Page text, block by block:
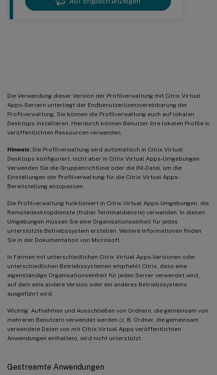
Die Verwendung dieser Version der Profilverwaltung mit Citrix Virtual
Apps-Servern unterliegt der Endbenutzerlizenzvereinbarung der
Profilverwaltung. Sie können die Profilverwaltung auch auf lokalen
Desktops installieren. Hierdurch können Benutzer ihre lokalen Profile in
veröffentlichten Ressourcen verwenden.
Hinweis: Die Profilverwaltung wird automatisch in Citrix Virtual
Desktops konfiguriert, nicht aber in Citrix Virtual Apps-Umgebungen.
Verwenden Sie die Gruppenrichtlinie oder die INI-Datei, um die
Einstellungen der Profilverwaltung für die Citrix Virtual Apps-
Bereitstellung anzupassen.
Die Profilverwaltung funktioniert in Citrix Virtual Apps-Umgebungen, die
Remotedesktopdienste (früher Terminaldienste) verwenden. In diesen
Umgebungen müssen Sie eine Organisationseinheit für jedes
unterstützte Betriebssystem erstellen. Weitere Informationen finden
Sie in der Dokumentation von Microsoft.
In Farmen mit unterschiedlichen Citrix Virtual Apps-Versionen oder
unterschiedlichen Betriebssystemen empfiehlt Citrix, dass eine
eigenständige Organisationseinheit für jeden Server verwendet wird,
auf dem eine andere Version oder ein anderes Betriebssystems
ausgeführt wird.
Wichtig: Aufnehmen und Ausschließen von Ordnern, die gemeinsam von
mehreren Benutzern verwendet werden (z. B. Ordner, die gemeinsam
verwendete Daten von mit Citrix Virtual Apps veröffentlichten
Anwendungen enthalten), wird nicht unterstützt.
Gestreamte Anwendungen